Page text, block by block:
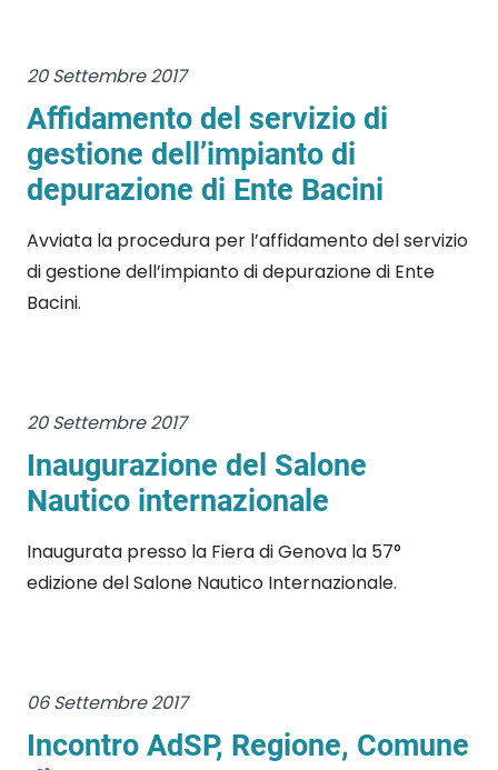
20 Settembre 2017
Affidamento del servizio di
gestione dell’impianto di
depurazione di Ente Bacini
Avviata la procedura per l’affidamento del servizio
di gestione dell’impianto di depurazione di Ente
Bacini.
20 Settembre 2017
Inaugurazione del Salone
Nautico internazionale
Inaugurata presso la Fiera di Genova la 57°
edizione del Salone Nautico Internazionale.
06 Settembre 2017
Incontro AdSP, Regione, Comune